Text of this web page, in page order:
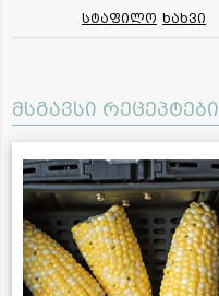
სტაფილო ხახვი
მსგავსი რეცეპტები